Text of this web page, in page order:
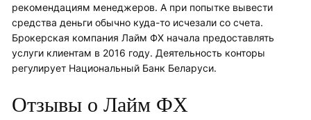
рекомендациям менеджеров. А при попытке вывести
средства деньги обычно куда-то исчезали со счета.
Брокерская компания Лайм ФХ начала предоставлять
услуги клиентам в 2016 году. Деятельность конторы
регулирует Национальный Банк Беларуси.
Отзывы о Лайм ФХ